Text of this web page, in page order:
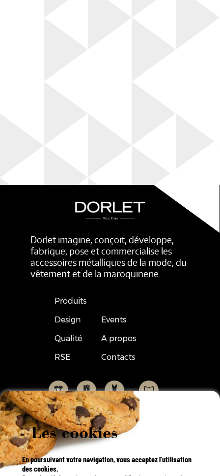
Dorlet imagine, conçoit, développe,
fabrique, pose et commercialise les
accessoires métalliques de la mode, du
vêtement et de la maroquinerie.
Produits
Design
Qualité
RSE
Events
A propos
Contacts
Les cookies
En poursuivant votre navigation, vous acceptez l'utilisation
des cookies.